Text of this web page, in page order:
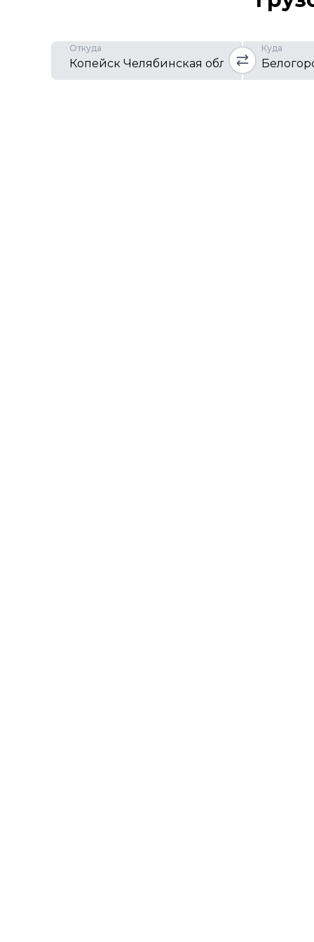
Откуда Куда